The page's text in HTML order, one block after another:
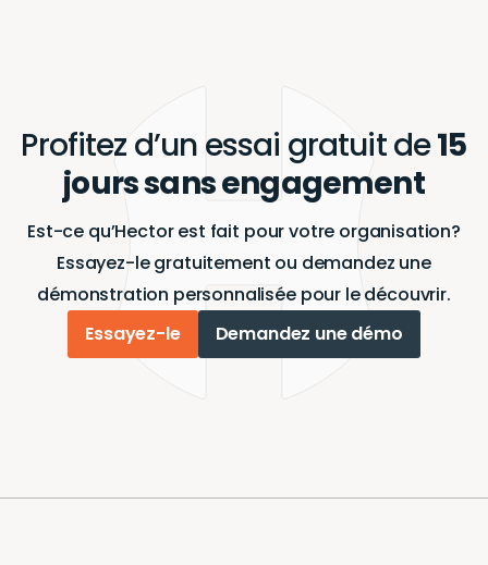
Profitez d’un essai gratuit de15
jours sans engagement
Est-ce qu’Hector est fait pour votre organisation?
Essayez-le gratuitement ou demandez une
démonstration personnalisée pour le découvrir.
Essayez-le
Demandez une démo